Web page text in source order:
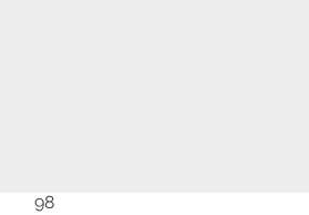
98